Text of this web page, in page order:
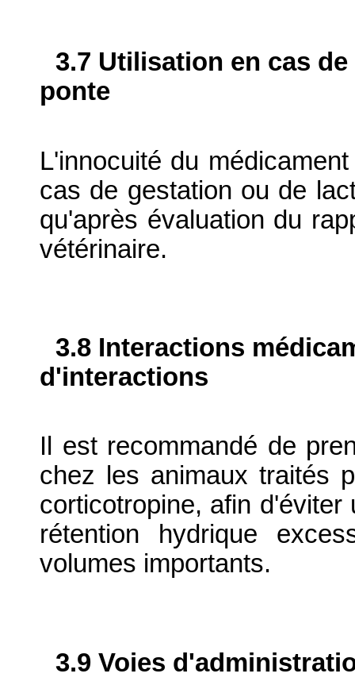
3.7 Utilisation en cas
ponte
L'innocuité du
cas de gestation ou de
qu'après évaluation du
vétérinaire.
3.8 Interactions
d'interactions
Il est recommandé de
chez les animaux traités
corticotropine, afin
rétention hydrique
volumes importants.
3.9 Voies